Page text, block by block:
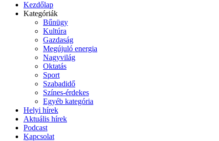
Kezdőlap
Kategóriák
Bűnügy
Kultúra
Gazdaság
Megújuló energia
Nagyvilág
Oktatás
Sport
Szabadidő
Színes-érdekes
Egyéb kategória
Helyi hírek
Aktuális hírek
Podcast
Kapcsolat